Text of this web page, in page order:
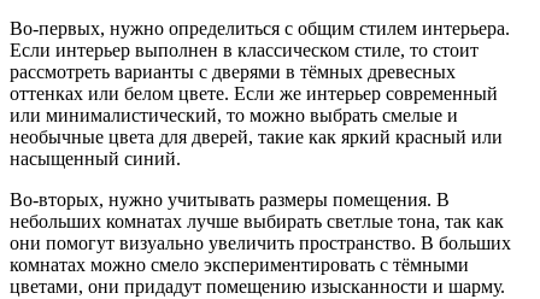
Во-первых, нужно определиться с общим стилем интерьера.
Если интерьер выполнен в классическом стиле, то стоит
рассмотреть варианты с дверями в тёмных древесных
оттенках или белом цвете. Если же интерьер современный
или минималистический, то можно выбрать смелые и
необычные цвета для дверей, такие как яркий красный или
насыщенный синий.
Во-вторых, нужно учитывать размеры помещения. В
небольших комнатах лучше выбирать светлые тона, так как
они помогут визуально увеличить пространство. В больших
комнатах можно смело экспериментировать с тёмными
цветами, они придадут помещению изысканности и шарму.